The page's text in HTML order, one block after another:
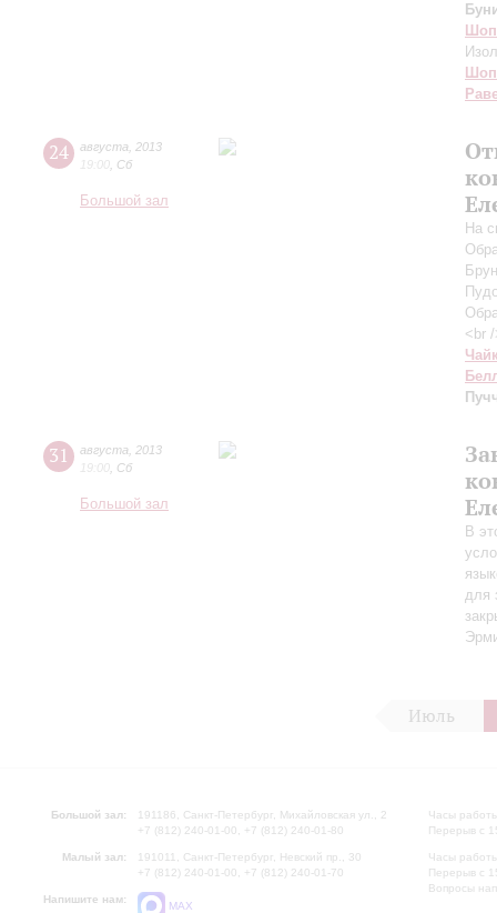
24 августа
2013
19:00 Сб
Большой зал
На
<br
31 августа
2013
19:00 Сб
Большой зал
В
для
Июль
Большой зал:
191186, Санкт-Петербург, Михайловская ул., 2
+7 (812) 240-01-00, +7 (812) 240-01-80
Малый зал:
191011, Санкт-Петербург, Невский пр., 30
+7 (812) 240-01-00, +7 (812) 240-01-70
Напишите нам:
MAX
Часы
Перерыв с
Часы
Перерыв с
Вопросы